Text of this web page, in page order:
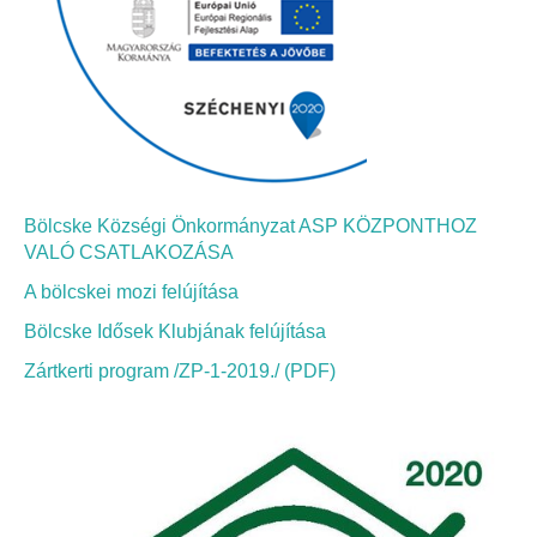
Bölcskei Néptánc Egyesület
Bölcskei Polgárőrség
Bölcskei Klímakör
HIVATAL
Szervezeti felépítés
Dokumentumok
Bölcske Községi Önkormányzat ASP KÖZPONTHOZ
VALÓ CSATLAKOZÁSA
A bölcskei mozi felújítása
Bölcske Idősek Klubjának felújítása
Zártkerti program /ZP-1-2019./ (PDF)